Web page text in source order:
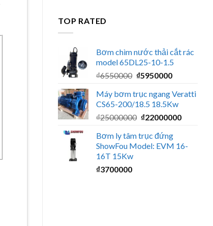
TOP RATED
Bơm chìm nước thải cắt rác
model 65DL25-10-1.5
₫6550000 Giá
là:
₫6550000.
₫5950000Giá
tại
là:
₫5950000.
Máy bơm trục ngang Veratti
CS65-200/18.5 18.5Kw
₫25000000 Giá
là:
₫25000000.
₫22000000Giá
là:
Bơm ly tâm trục đứng
ShowFou Model: EVM 16-
16T 15Kw
₫3700000